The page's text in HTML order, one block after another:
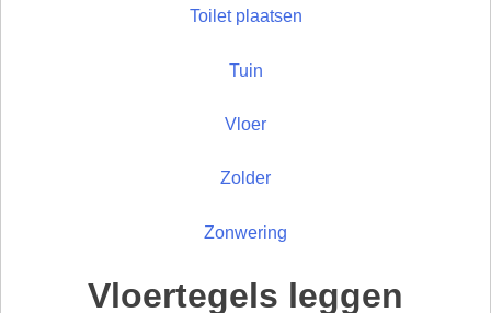
Toilet plaatsen
Tuin
Vloer
Zolder
Zonwering
Vloertegels leggen